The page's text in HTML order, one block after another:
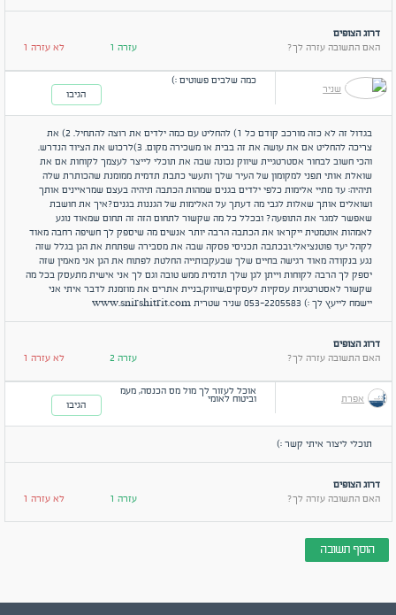
דרוג הצופים
האם התשובה עזרה לך?
עזרה 1 לא עזרה 1
שניר
כמה שלבים פשוטים :)
הגיבו
בגדול זה לא כזה מורכב קודם כל 1) להחליט עם כמה ילדים את רוצה להתחיל. 2) את
צריכה להחליט אם את עושה את זה בבית או משכירה מקום. 3)לרכוש את הציוד הנדרש.
והכי חשוב לבחור אסטרטגיית שיווק נכונה שבה את תוכלי לייצר לעצמך לקוחות אם את
שואלת אותי תפני למקומון של העיר שלך ותעשי כתבת תדמית ממומנת שהכותרת שלה
תיהיה: עד מתיי אלימות כלפי ילדים בגנים שמהות הכתבה תיהיה בעצם שמראיינים אותך
ושואלים אותך שאלות לגבי מה דעתך על האלימות של הגננות בגנים?איך את חושבת
שאפשר למגר את התופעה? ובכלל כל מה שקשור לתחום הזה זה תחום שמאוד נוגע
לאמהות אוטמטית ייקראו את הכתבה הרבה יותר אנשים מה שיספק לך חשיפה רחבה מאוד
לקהל יעד פוטנציאלי.ובכתבה תכניסי פסקה שבה את מסבירה שפתחת את הגן בגלל שזה
נגע בנקודה מאוד רגישה בחיים שלך שבעקבותייה החלטת לפתוח את הגן אני מאמין שזה
יספק לך הרבה לקוחות וייתן לגן שלך תדמית ממש טובה וגם לך אני אישית מתעסק בכל מה
שקשור לאסטרטגיות עסקיות לעסקים,שיווק,בניית אתרים את מוזמנת לדבר איתי אני
יישמח לייעץ לך :) 053-2205583 שניר שטרית www.snirshitrit.com
דרוג הצופים
האם התשובה עזרה לך?
עזרה 2 לא עזרה 1
אפרת
אוכל לעזור לך מול מס הכנסה, מעמ
וביטוח לאומי הגיבו
תוכלי ליצור איתי קשר :)
דרוג הצופים
האם התשובה עזרה לך?
עזרה 1 לא עזרה 1
הוסף תשובה